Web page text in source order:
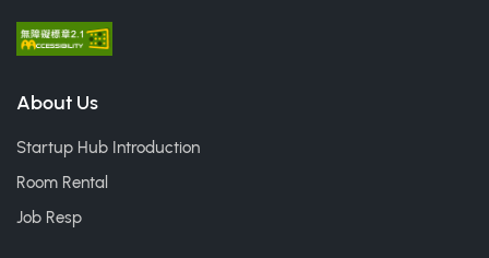
About Us
Startup Hub Introduction
Room Rental
Job Resp